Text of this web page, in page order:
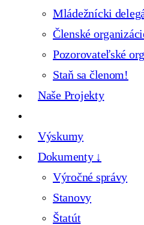
Mládežnícki
Členské
Pozorovateľské
Staň sa členom!
Naše Projekty
Výskumy
Dokumenty ↓
Výročné správy
Stanovy
Štatút